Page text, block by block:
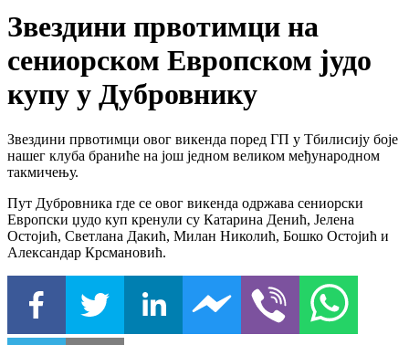
Звездини првотимци на
сениорском Европском јудо
купу у Дубровнику
Звездини првотимци овог викенда поред ГП у Тбилисију боје
нашег клуба браниће на још једном великом међународном
такмичењу.
Пут Дубровника где се овог викенда одржава сениорски
Европски џудо куп кренули су Катарина Денић, Јелена
Остојић, Светлана Дакић, Милан Николић, Бошко Остојић и
Александар Крсмановић.